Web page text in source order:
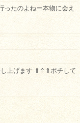
ったのよねー本物に会え
上げます ⇑⇑⇑ポチして